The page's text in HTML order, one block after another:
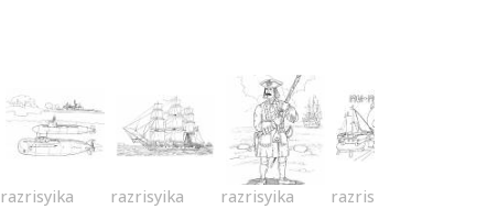
razrisyika razrisyika razrisyika razrisyika